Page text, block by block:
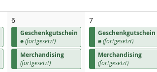
6
Geschenkgutschein
e(fortgesetzt)
Merchandising
(fortgesetzt)
7
Geschenkgutschein
e(fortgesetzt)
Merchandising
(fortgesetzt)